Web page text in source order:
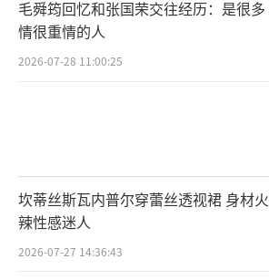
毛舜筠回忆和张国荣交往经历：是很多
情很重情的人
2026-07-28 11:00:25
坎蒂丝斯瓦内普尔穿蕾丝透视裙 身材火
辣性感迷人
2026-07-27 14:36:43